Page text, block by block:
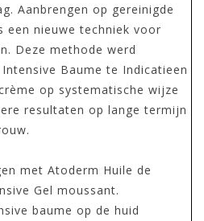
Aanbrengen op gereinigde
een nieuwe techniek voor
Deze methode werd
Baume te Indicatieen
op systematische wijze
resultaten op lange termijn
met Atoderm Huile de
Gel moussant.
baume op de huid